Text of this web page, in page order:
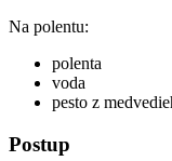
Na polentu:
polenta
voda
pesto z
Postup